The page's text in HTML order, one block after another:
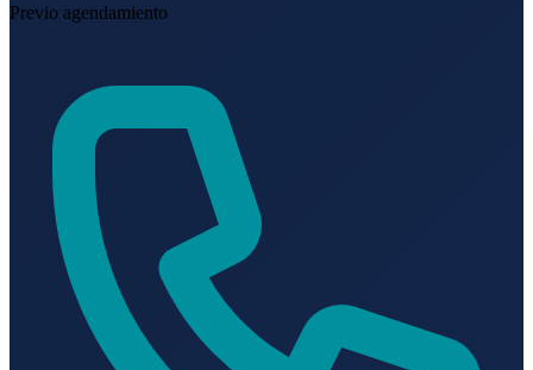
Previo agendamiento